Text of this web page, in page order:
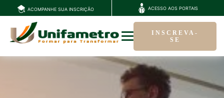
ACOMPANHE SUA INSCRIÇÃO ACESSO AOS PORTAIS
INSCREVA-
SE